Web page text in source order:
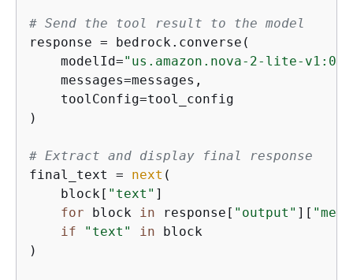
# Send the tool result to the model
response = bedrock.converse(
    modelId=
"us.amazon.nova-2-lite-v1:0"
    messages=messages,
    toolConfig=tool_config
)
# Extract and display final response
final_text = next (
    block[
"text" ]
for block in response[ "output" ][
if
"text" in block
)